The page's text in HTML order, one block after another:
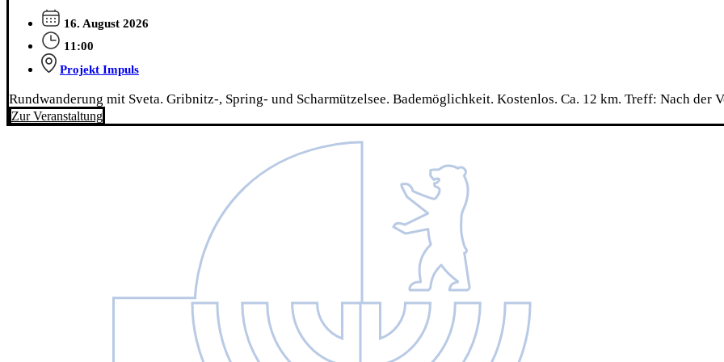
16. August 2026
11:00
Projekt Impuls
Rundwanderung mit Sveta. Gribnitz-, Spring- und Scharmützelsee. Bademöglichkeit. Kostenlos. Ca. 12 km. Treff: Nach der
Zur Veranstaltung